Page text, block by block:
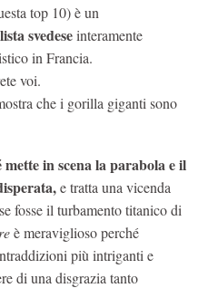
top 10) è un
svedeseinteramente
in Francia.
voi.
che i gorilla giganti sono
in scena la parabola e il
e tratta una vicenda
fosse il turbamento titanico di
è meraviglioso perché
più intriganti e
di una disgrazia tanto